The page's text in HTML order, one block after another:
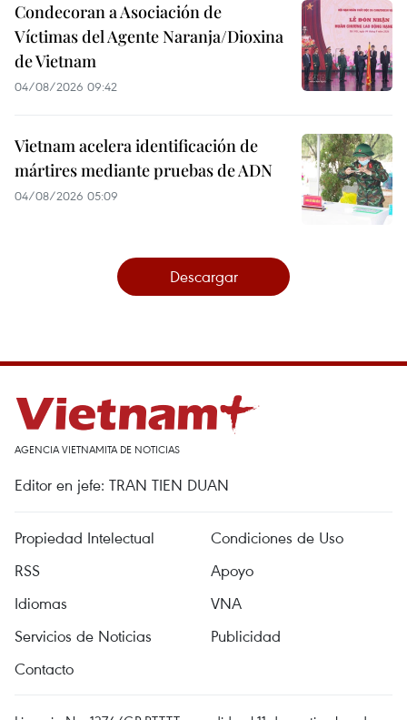
Condecoran a Asociación de
Víctimas del Agente Naranja/Dioxina
de Vietnam
04/08/2026 09:42
Vietnam acelera identificación de
mártires mediante pruebas de ADN
04/08/2026 05:09
Descargar
AGENCIA VIETNAMITA DE NOTICIAS
Editor en jefe: TRAN TIEN DUAN
Propiedad Intelectual
Condiciones de Uso
RSS
Apoyo
Idiomas
VNA
Servicios de Noticias
Publicidad
Contacto